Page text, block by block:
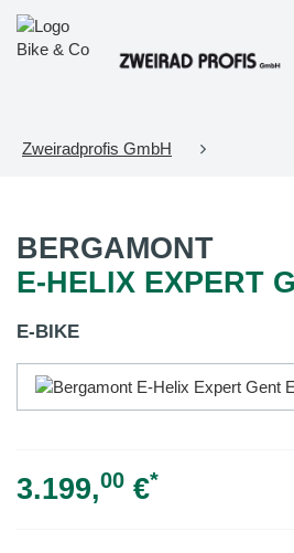
Zweiradprofis GmbH
BERGAMONT
E-HELIX EXPERT
E-BIKE
3.199,00 €*